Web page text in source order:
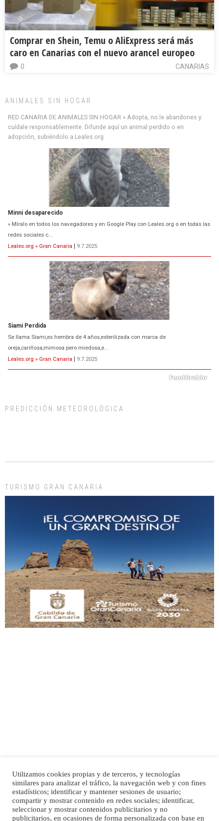
Comprar en Shein, Temu o AliExpress será más
caro en Canarias con el nuevo arancel europeo
CANARIAS
0
ANIMALES SIN HOGAR
RED CANARIA DE ANIMALES SIN HOGAR » Adopta, no le abandones y
cuídale responsablemente. Difunde aquí un animal perdido o en
adopción, subiéndolo a Leales.org
Minni desaparecido
» Míralo en todos los navegadores y en Google Play con Leales.org o en todas las
redes sociales c...
Leales.org » Gran Canaria | 9.7.2025
Siami Perdida
Se llama Siami,es hembra de 4 años,esterilizada con marca de
oreja,cariñosa,mimosa pero miedosa,e...
Leales.org » Gran Canaria | 9.7.2025
días, ella incluida...
Gato manso encontrado
Este gato macho ha aparecido en la calle hace menos de un mes, es muy
manso y extremadamente cari...
Leales.org » Gran Canaria | 9.7.2025
SHIBA PERDIDO AVDA JOSE MESA Y LOPEZ
PERRO MACHO RAZA SHIBA CON MICROCHIP PERDIDO HOY 06/07/2025 ZONA
MESA Y LOPEZ. ES MUY ASUSTADIZO
Leales.org » Gran Canaria | 6.7.2025
PREDICCIÓN METEOROLÓGICA
TURISMO GRAN CANARIA
Inicio Publicidad
Política de privacidad
Aviso Legal
Cláusula de Cookies
Enlaces de interés
Utilizamos cookies propias y de terceros, y tecnologías
similares para analizar el tráfico, la navegación web y con fines
estadísticos; identificar y mantener sesiones de usuario;
compartir y mostrar contenido en redes sociales; identificar,
seleccionar y mostrar contenidos publicitarios y no
publicitarios, en ocasiones de forma personalizada con base en